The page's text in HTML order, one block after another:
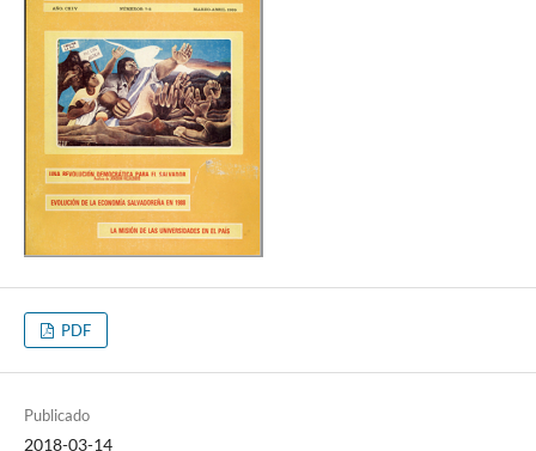
PDF
Publicado
2018-03-14